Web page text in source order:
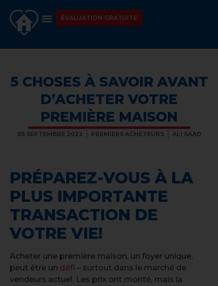
ÉVALUATION GRATUITE
5 CHOSES À SAVOIR AVANT
D’ACHETER VOTRE
PREMIÈRE MAISON
05 SEPTEMBRE 2022 PREMIERS ACHETEURS ALI SAAD
PRÉPAREZ-VOUS À LA
PLUS IMPORTANTE
TRANSACTION DE
VOTRE VIE!
Acheter une première maison, un foyer unique,
peut être un défi – surtout dans le marché de
vendeurs actuel. Les prix ont monté, mais la